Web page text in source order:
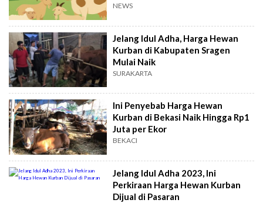
NEWS
Jelang Idul Adha, Harga Hewan
Kurban di Kabupaten Sragen
Mulai Naik
SURAKARTA
Ini Penyebab Harga Hewan
Kurban di Bekasi Naik Hingga Rp1
Juta per Ekor
BEKACI
Jelang Idul Adha 2023, Ini
Perkiraan Harga Hewan Kurban
Dijual di Pasaran